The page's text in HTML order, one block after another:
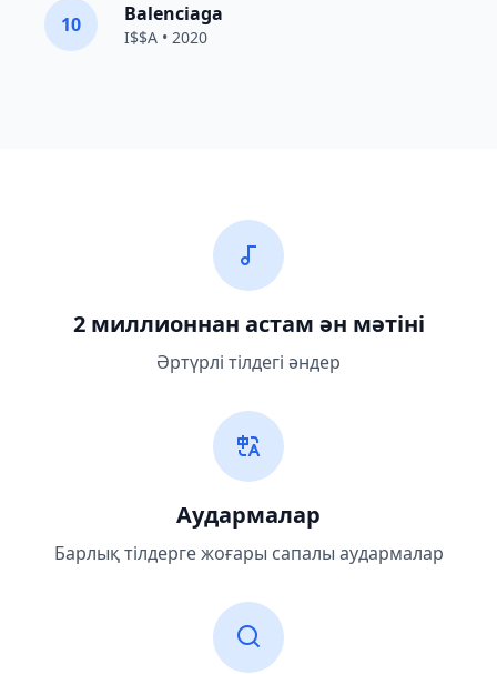
10 Balenciaga
I$$A • 2020
2 миллионнан астам ән мәтіні
Әртүрлі тілдегі әндер
Аудармалар
Барлық тілдерге жоғары сапалы аудармалар